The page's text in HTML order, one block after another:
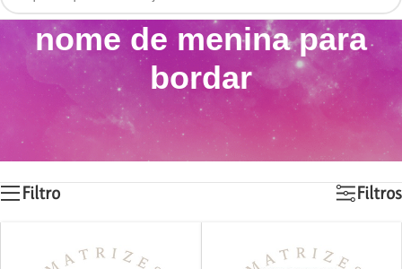
nome de menina para
bordar
Início
Produtos marcados com a tag “nome de menina para bordar”
Exibindo 1–12 de 1232 resultados
Filtro Filtros